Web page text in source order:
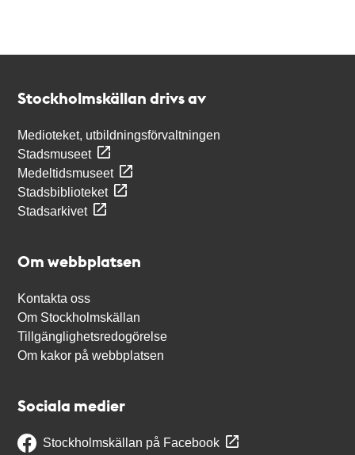
Stockholmskällan drivs av
Medioteket, utbildningsförvaltningen
Stadsmuseet
Medeltidsmuseet
Stadsbiblioteket
Stadsarkivet
Om webbplatsen
Kontakta oss
Om Stockholmskällan
Tillgänglighetsredogörelse
Om kakor på webbplatsen
Sociala medier
Stockholmskällan på Facebook